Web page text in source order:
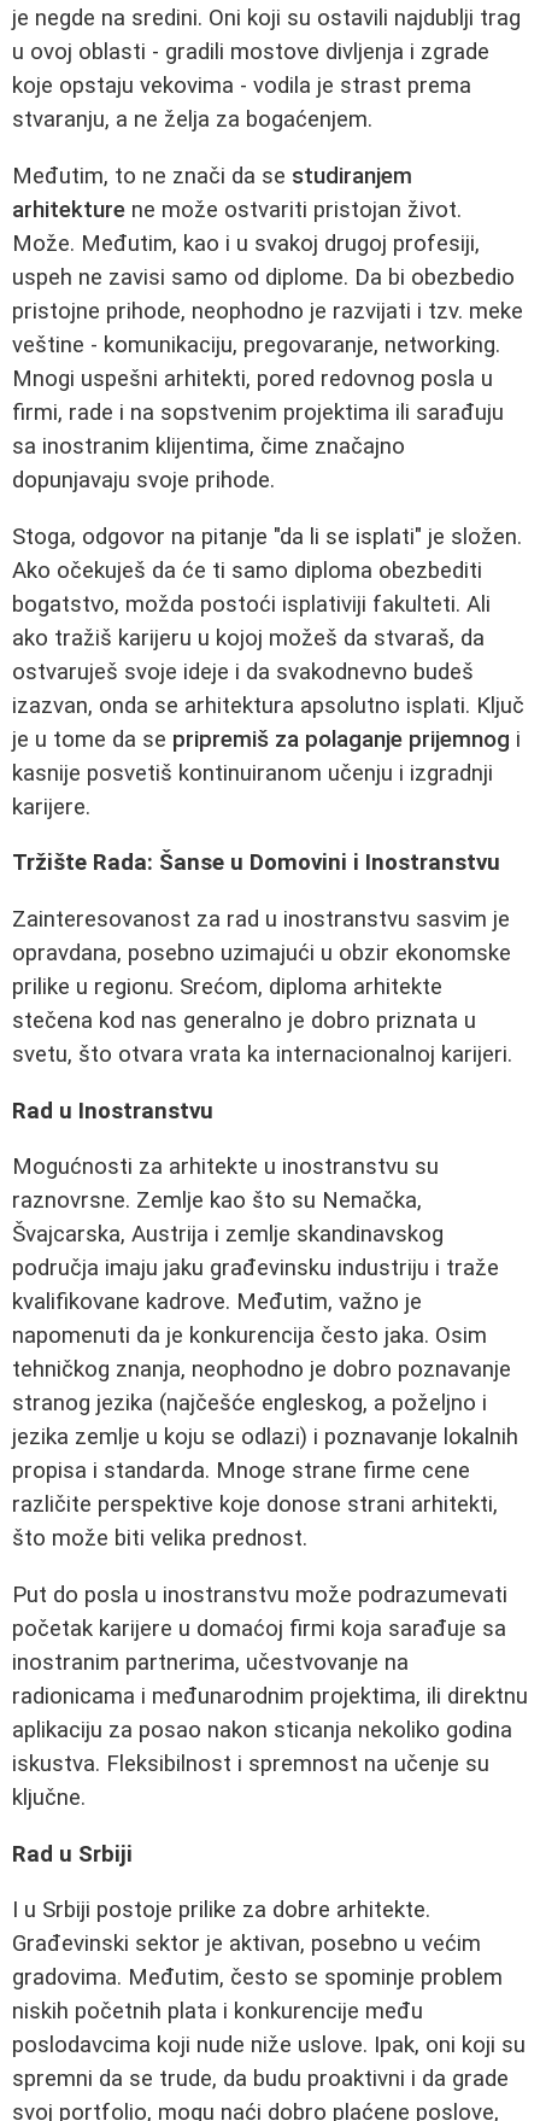
je negde na sredini. Oni koji su ostavili najdublji trag
u ovoj oblasti - gradili mostove divljenja i zgrade
koje opstaju vekovima - vodila je strast prema
stvaranju, a ne želja za bogaćenjem.
Međutim, to ne znači da se studiranjem
arhitekture ne može ostvariti pristojan život.
Može. Međutim, kao i u svakoj drugoj profesiji,
uspeh ne zavisi samo od diplome. Da bi obezbedio
pristojne prihode, neophodno je razvijati i tzv. meke
veštine - komunikaciju, pregovaranje, networking.
Mnogi uspešni arhitekti, pored redovnog posla u
firmi, rade i na sopstvenim projektima ili sarađuju
sa inostranim klijentima, čime značajno
dopunjavaju svoje prihode.
Stoga, odgovor na pitanje "da li se isplati" je složen.
Ako očekuješ da će ti samo diploma obezbediti
bogatstvo, možda postoći isplativiji fakulteti. Ali
ako tražiš karijeru u kojoj možeš da stvaraš, da
ostvaruješ svoje ideje i da svakodnevno budeš
izazvan, onda se arhitektura apsolutno isplati. Ključ
je u tome da se pripremiš za polaganje prijemnog i
kasnije posvetiš kontinuiranom učenju i izgradnji
karijere.
Tržište Rada: Šanse u Domovini i Inostranstvu
Zainteresovanost za rad u inostranstvu sasvim je
opravdana, posebno uzimajući u obzir ekonomske
prilike u regionu. Srećom, diploma arhitekte
stečena kod nas generalno je dobro priznata u
svetu, što otvara vrata ka internacionalnoj karijeri.
Rad u Inostranstvu
Mogućnosti za arhitekte u inostranstvu su
raznovrsne. Zemlje kao što su Nemačka,
Švajcarska, Austrija i zemlje skandinavskog
područja imaju jaku građevinsku industriju i traže
kvalifikovane kadrove. Međutim, važno je
napomenuti da je konkurencija često jaka. Osim
tehničkog znanja, neophodno je dobro poznavanje
stranog jezika (najčešće engleskog, a poželjno i
jezika zemlje u koju se odlazi) i poznavanje lokalnih
propisa i standarda. Mnoge strane firme cene
različite perspektive koje donose strani arhitekti,
što može biti velika prednost.
Put do posla u inostranstvu može podrazumevati
početak karijere u domaćoj firmi koja sarađuje sa
inostranim partnerima, učestvovanje na
radionicama i međunarodnim projektima, ili direktnu
aplikaciju za posao nakon sticanja nekoliko godina
iskustva. Fleksibilnost i spremnost na učenje su
ključne.
Rad u Srbiji
I u Srbiji postoje prilike za dobre arhitekte.
Građevinski sektor je aktivan, posebno u većim
gradovima. Međutim, često se spominje problem
niskih početnih plata i konkurencije među
poslodavcima koji nude niže uslove. Ipak, oni koji su
spremni da se trude, da budu proaktivni i da grade
svoj portfolio, mogu naći dobro plaćene poslove,